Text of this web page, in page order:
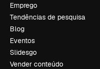
Emprego
Tendências de pesquisa
Blog
Eventos
Slidesgo
Vender conteúdo